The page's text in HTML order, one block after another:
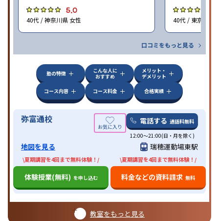
5.0
40代 / 神奈川県 女性 40代 / 東京都 女
口コミをもっと見る
塾の特徴
こんな人に
おすすめ
メリット・
デメリット
コース内容
コース料金 合格実績
弥富通校 電話する 通話料無料
12:00～21:00(日・月を除く)
地図を見る 瑞穂運動場東駅
\夏期講習を4回まで無料体験！/
体験授業(無料) を申し込む
\夏期講習を4回まで無料体験！/
料金などの資料請求 無料
教室をもっと見る